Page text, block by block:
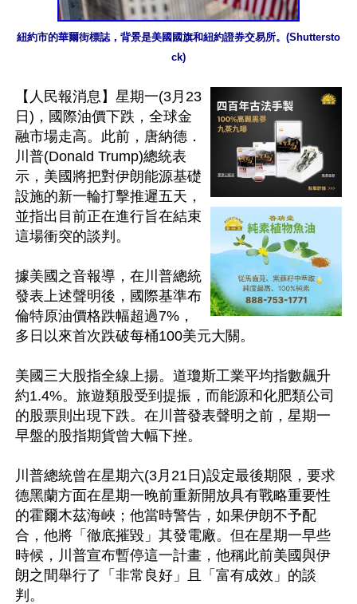
紐約市的華爾街標誌，背景是美國國旗和紐約證券交易所。(Shuttersto
ck)
【人民報消息】星期一(3月23
日)，國際油價下跌，全球金
融市場走高。此前，唐納德．
川普(Donald Trump)總統表
示，美國將把對伊朗能源基礎
設施的新一輪打擊推遲五天，
並指出目前正在進行旨在結束
這場衝突的談判。
據美國之音報導，在川普總統
發表上述聲明後，國際基準布
倫特原油價格跌幅超過7%，
多日以來首次跌破每桶100美元大關。
美國三大股指全線上揚。道瓊斯工業平均指數飆升
約1.4%。旅遊類股受到提振，而能源和化肥類公司
的股票則出現下跌。在川普發表聲明之前，星期一
早盤的股指期貨曾大幅下挫。
川普總統曾在星期六(3月21日)設定最後期限，要求
德黑蘭方面在星期一晚前重新開放具有戰略重要性
的霍爾木茲海峽；他當時警告，如果伊朗不予配
合，他將「徹底摧毀」其發電廠。但在星期一早些
時候，川普宣布暫停這一計畫，他稱此前美國與伊
朗之間舉行了「非常良好」且「富有成效」的談
判。